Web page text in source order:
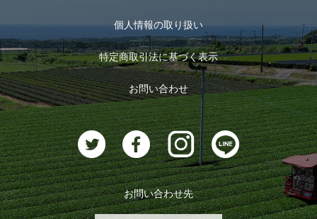
個人情報の取り扱い
特定商取引法に基づく表示
お問い合わせ
お問い合わせ先